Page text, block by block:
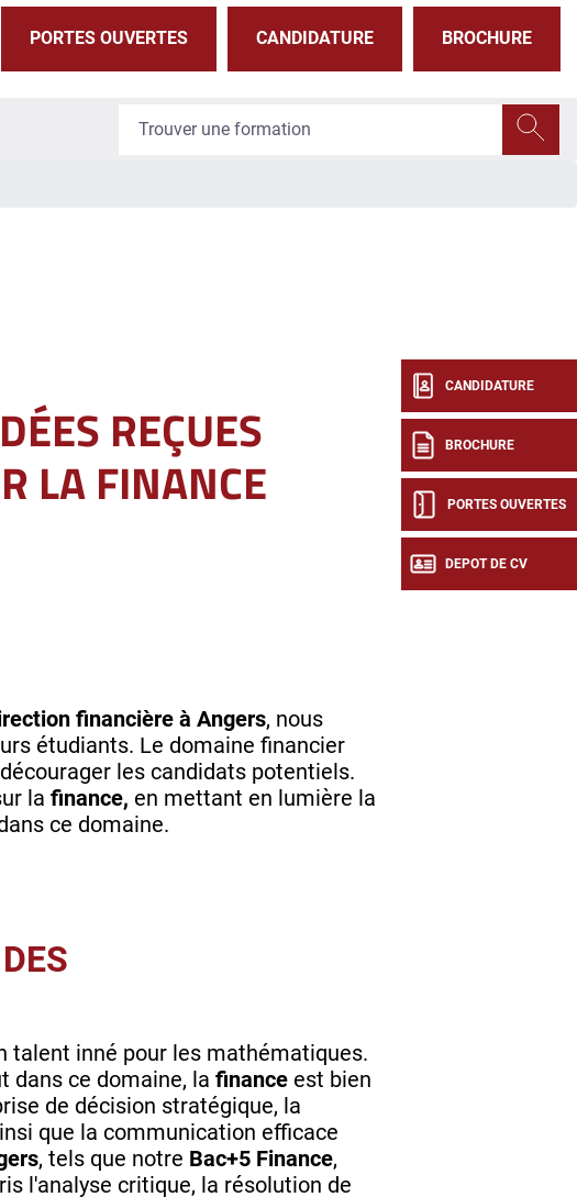
PORTES OUVERTES CANDIDATURE BROCHURE
CANDIDATURE
BROCHURE
PORTES OUVERTES
DEPOT DE CV
REÇUES
LA FINANCE
financière à Angers, nous
étudiants. Le domaine financier
les candidats potentiels.
la finance, en mettant en lumière la
ce domaine.
talent inné pour les mathématiques.
dans ce domaine, la finance est bien
de décision stratégique, la
que la communication efficace
, tels que notre Bac+5 Finance,
l'analyse critique, la résolution de